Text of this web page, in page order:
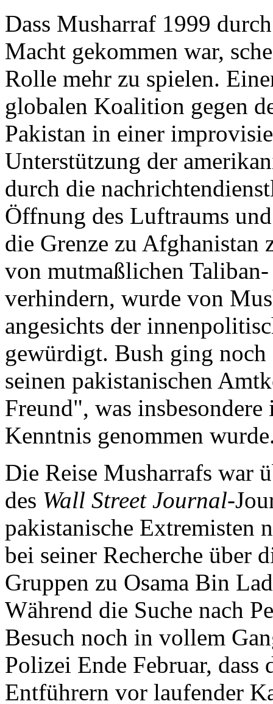
Dass Musharraf 1999
Macht gekommen war,
Rolle mehr zu spielen.
globalen Koalition gegen
Pakistan in einer
Unterstützung der
durch die
Öffnung des Luftraums
die Grenze zu
von mutmaßlichen
verhindern, wurde von
angesichts der
gewürdigt. Bush ging
seinen pakistanischen
Freund", was
Kenntnis genommen
Die Reise Musharrafs war
des Wall Street Journal-
pakistanische Extremisten
bei seiner Recherche über
Gruppen zu Osama Bin
Während die Suche nach
Besuch noch in vollem
Polizei Ende Februar, dass
Entführern vor laufender